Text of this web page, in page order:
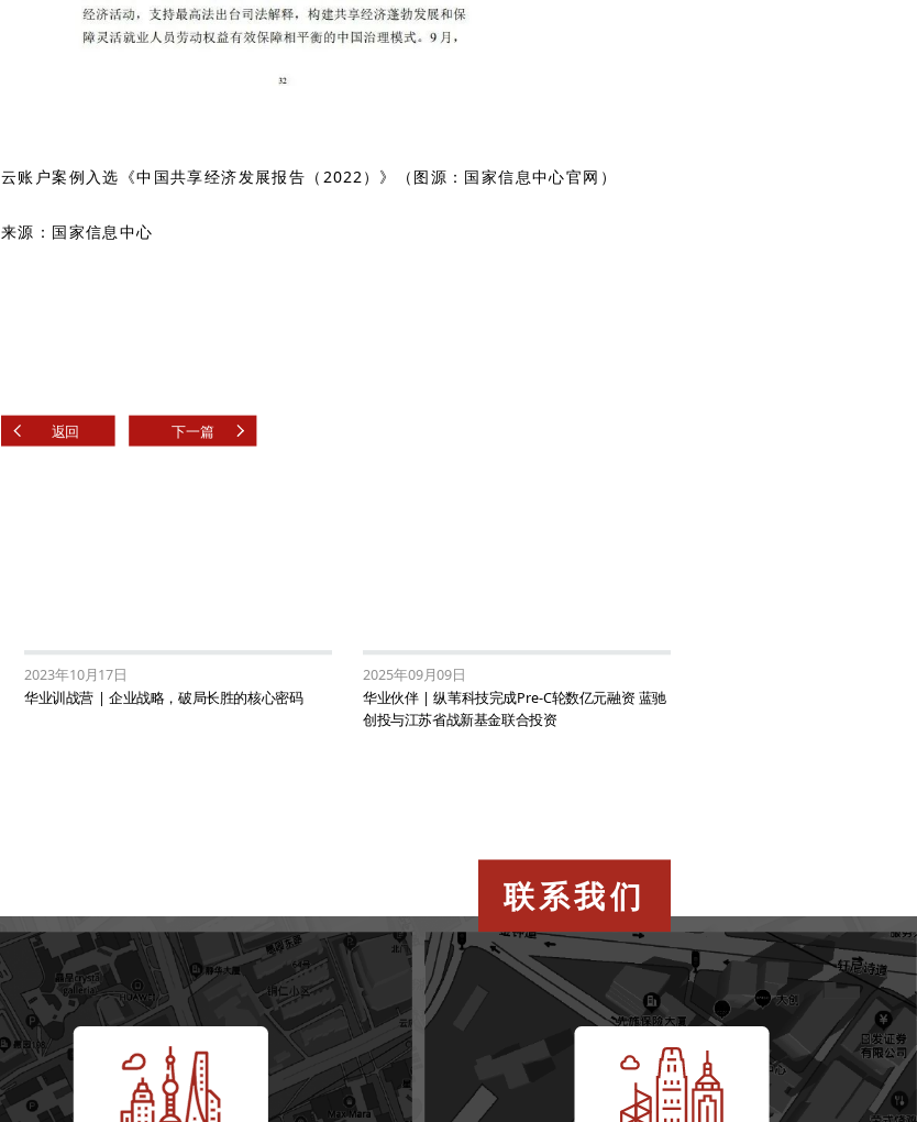
云账户案例入选《中国共享经济发展报告（2022）》（图源：国家信息中心官网）
来源： 国家信息中心
返回 下一篇
2023年10月17日
华业训战营 | 企业战略，破局长胜的核心密码
2025年09月09日
华业伙伴 | 纵苇科技完成Pre-C轮数亿元融资 蓝驰
创投与江苏省战新基金联合投资
联系我们